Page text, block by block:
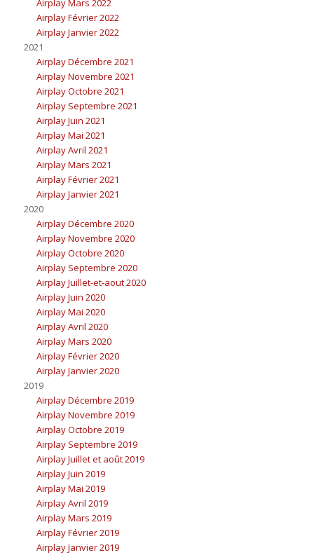
Airplay Mars 2022
Airplay Février 2022
Airplay Janvier 2022
2021
Airplay Décembre 2021
Airplay Novembre 2021
Airplay Octobre 2021
Airplay Septembre 2021
Airplay Juin 2021
Airplay Mai 2021
Airplay Avril 2021
Airplay Mars 2021
Airplay Février 2021
Airplay Janvier 2021
2020
Airplay Décembre 2020
Airplay Novembre 2020
Airplay Octobre 2020
Airplay Septembre 2020
Airplay Juillet-et-aout 2020
Airplay Juin 2020
Airplay Mai 2020
Airplay Avril 2020
Airplay Mars 2020
Airplay Février 2020
Airplay Janvier 2020
2019
Airplay Décembre 2019
Airplay Novembre 2019
Airplay Octobre 2019
Airplay Septembre 2019
Airplay Juillet et août 2019
Airplay Juin 2019
Airplay Mai 2019
Airplay Avril 2019
Airplay Mars 2019
Airplay Février 2019
Airplay Janvier 2019